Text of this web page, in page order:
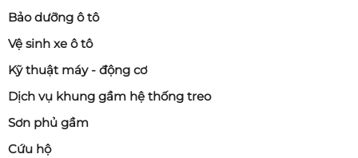
Bảo dưỡng ô tô
Vệ sinh xe ô tô
Kỹ thuật máy - động cơ
Dịch vụ khung gầm hệ thống treo
Sơn phủ gầm
Cứu hộ